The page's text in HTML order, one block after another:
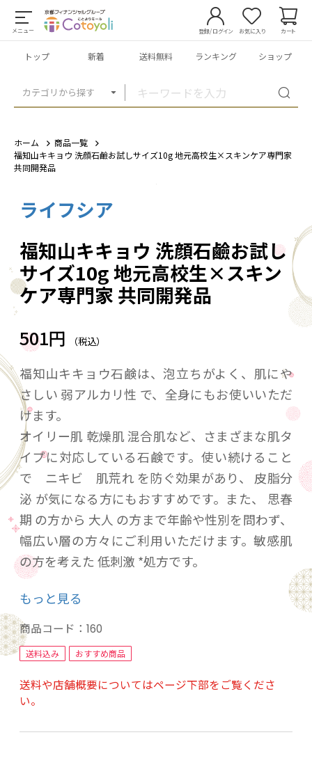
メニュー
カテゴリから探す
登録/ログイン お気に入り カート
トップ 新着 送料無料 ランキング ショップ
ホーム
商品一覧
福知山キキョウ 洗顔石鹼お試しサイズ10g 地元高校生×スキンケア専門家
共同開発品
ライフシア
福知山キキョウ 洗顔石鹼お試し
サイズ10g 地元高校生×スキン
ケア専門家 共同開発品
501円 （税込）
福知山キキョウ石鹸は、泡立ちがよく、肌にや
さしい 弱アルカリ性 で、全身にもお使いいただ
けます。
オイリー肌 乾燥肌 混合肌など、さまざまな肌タ
イプに対応している石鹸です。使い続けること
で ニキビ 肌荒れ を防ぐ効果があり、 皮脂分
泌 が気になる方にもおすすめです。また、 思春
期 の方から 大人 の方まで年齢や性別を問わず、
幅広い層の方々にご利用いただけます。敏感肌
の方を考えた 低刺激 *処方です。
コールドプロセス製法 （ 低温釜焚製法 ）で作ら
れているため、成分が壊れにくく、肌にうるお
いを与える保湿効果が持続します。また、お肌
の美容に役立つ成分をたっぷり配合することが
できるので、 しっとり と滑らかな洗い心地や精
油の豊かな香りを楽しめるぜいたくな石鹸に仕
上がっています。
もっと見る
商品コード： 160
送料込み おすすめ商品
送料や店舗概要についてはページ下部をご覧くださ
い。